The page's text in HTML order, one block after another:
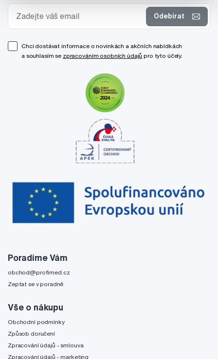
Poradíme Vám
obchod@profimed.cz
Zeptat se v poradně
Vše o nákupu
Obchodní podmínky
Způsob doručení
Zpracování údajů - smlouva
Zpracování údajů - marketing
Odebírat
Chci dostávat informace o novinkách a akčních nabídkách
a souhlasím se zpracováním osobních údajů pro tyto účely.